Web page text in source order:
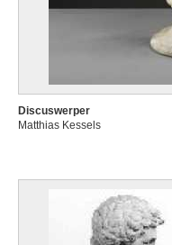
Discuswerper
Matthias Kessels